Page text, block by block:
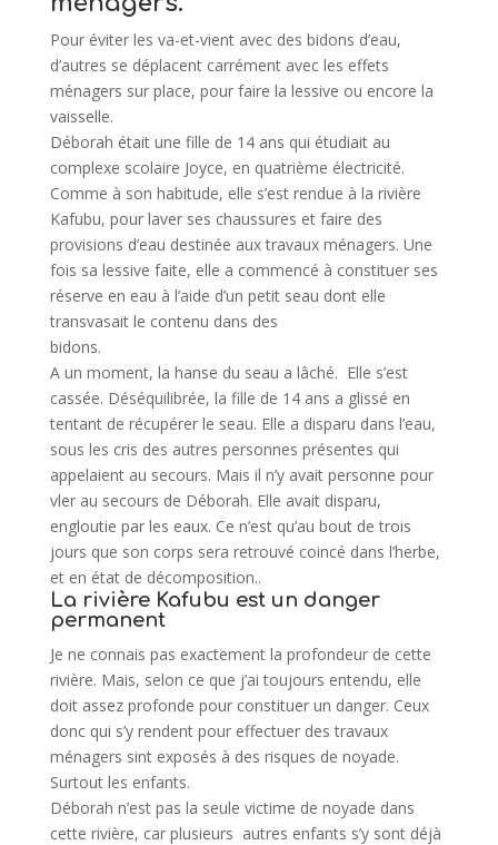
Pour éviter les va-et-vient avec des bidons d’eau,
d’autres se déplacent carrément avec les effets
ménagers sur place, pour faire la lessive ou encore la
vaisselle.
Déborah était une fille de 14 ans qui étudiait au
complexe scolaire Joyce, en quatrième électricité.
Comme à son habitude, elle s’est rendue à la rivière
Kafubu, pour laver ses chaussures et faire des
provisions d’eau destinée aux travaux ménagers. Une
fois sa lessive faite, elle a commencé à constituer ses
réserve en eau à l’aide d’un petit seau dont elle
transvasait le contenu dans des
bidons.
A un moment, la hanse du seau a lâché. Elle s’est
cassée. Déséquilibrée, la fille de 14 ans a glissé en
tentant de récupérer le seau. Elle a disparu dans l’eau,
sous les cris des autres personnes présentes qui
appelaient au secours. Mais il n’y avait personne pour
vler au secours de Déborah. Elle avait disparu,
engloutie par les eaux. Ce n’est qu’au bout de trois
jours que son corps sera retrouvé coincé dans l’herbe,
et en état de décomposition..
La rivière Kafubu est un danger
permanent
Je ne connais pas exactement la profondeur de cette
rivière. Mais, selon ce que j’ai toujours entendu, elle
doit assez profonde pour constituer un danger. Ceux
donc qui s’y rendent pour effectuer des travaux
ménagers sint exposés à des risques de noyade.
Surtout les enfants.
Déborah n’est pas la seule victime de noyade dans
cette rivière, car plusieurs autres enfants s’y sont déjà